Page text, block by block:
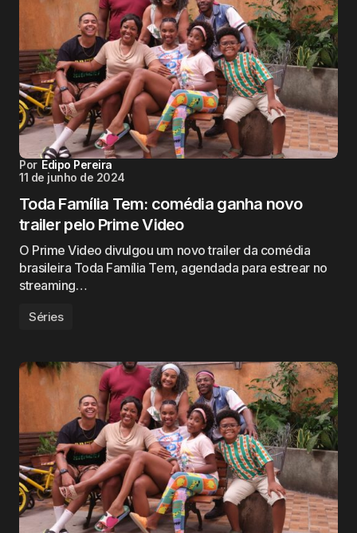
Por Edipo Pereira
11 de junho de 2024
Toda Família Tem: comédia ganha novo
trailer pelo Prime Video
O Prime Video divulgou um novo trailer da comédia
brasileira Toda Família Tem, agendada para estrear no
streaming…
Séries